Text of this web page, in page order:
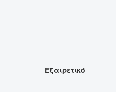
Εξαιρετικό